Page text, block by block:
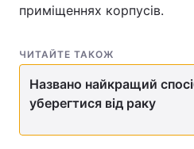
Екологія
Лонгріди
приміщеннях корпусів.
ЧИТАЙТЕ ТАКОЖ
Названо найкращий
уберегтися від раку